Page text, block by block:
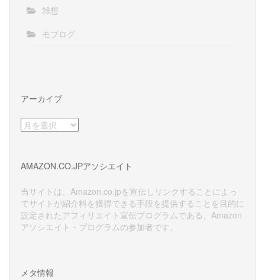
雑想
モブログ
アーカイブ
ア
ー
ブ
AMAZON.CO.JPアソシエイト
当サイトは、Amazon.co.jpを宣伝しリンクすることによっ
てサイトが紹介料を獲得できる手段を提供することを目的に
設定されたアフィリエイト宣伝プログラムである、Amazon
アソシエイト・プログラムの参加者です。
メタ情報